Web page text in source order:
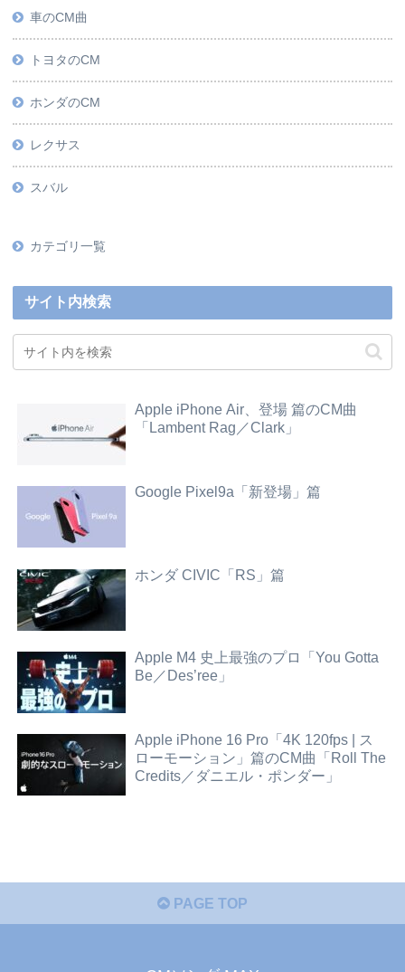
車のCM曲
トヨタのCM
ホンダのCM
レクサス
スバル
カテゴリ一覧
サイト内検索
Apple iPhone Air、登場 篇のCM曲
「Lambent Rag／Clark」
Google Pixel9a「新登場」篇
ホンダ CIVIC「RS」篇
Apple M4 史上最強のプロ「You Gotta
Be／Des’ree」
Apple iPhone 16 Pro「4K 120fps | ス
ローモーション」篇のCM曲「Roll The
Credits／ダニエル・ポンダー」
PAGE TOP